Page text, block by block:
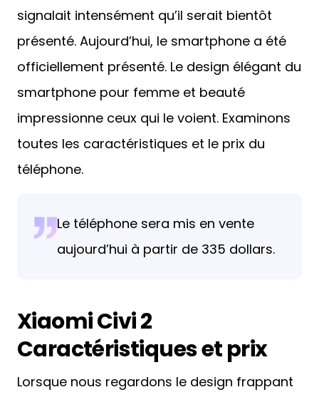
signalait intensément qu’il serait bientôt
présenté. Aujourd’hui, le smartphone a été
officiellement présenté. Le design élégant du
smartphone pour femme et beauté
impressionne ceux qui le voient. Examinons
toutes les caractéristiques et le prix du
téléphone.
Le téléphone sera mis en vente
aujourd’hui à partir de 335 dollars.
Xiaomi Civi 2
Caractéristiques et prix
Lorsque nous regardons le design frappant